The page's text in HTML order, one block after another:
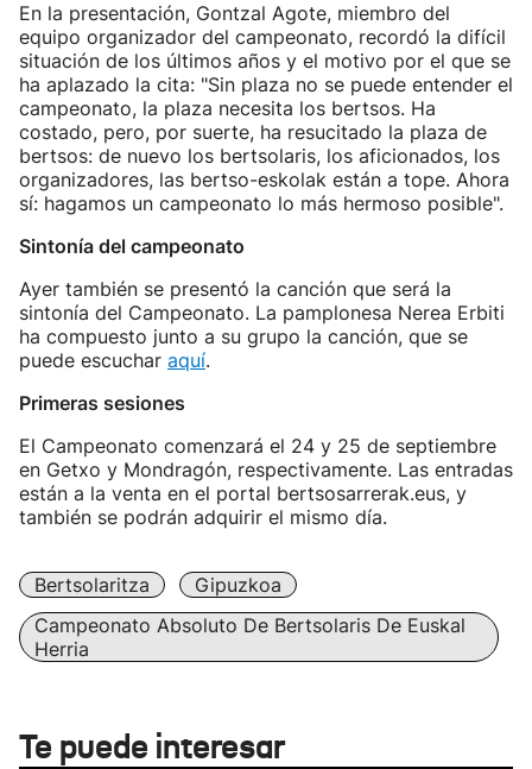
En la presentación, Gontzal Agote, miembro del
equipo organizador del campeonato, recordó la difícil
situación de los últimos años y el motivo por el que se
ha aplazado la cita: "Sin plaza no se puede entender el
campeonato, la plaza necesita los bertsos. Ha
costado, pero, por suerte, ha resucitado la plaza de
bertsos: de nuevo los bertsolaris, los aficionados, los
organizadores, las bertso-eskolak están a tope. Ahora
sí: hagamos un campeonato lo más hermoso posible".
Sintonía del campeonato
Ayer también se presentó la canción que será la
sintonía del Campeonato. La pamplonesa Nerea Erbiti
ha compuesto junto a su grupo la canción, que se
puede escuchar aquí.
Primeras sesiones
El Campeonato comenzará el 24 y 25 de septiembre
en Getxo y Mondragón, respectivamente. Las entradas
están a la venta en el portal bertsosarrerak.eus, y
también se podrán adquirir el mismo día.
Bertsolaritza
Gipuzkoa
Campeonato Absoluto De Bertsolaris De Euskal
Herria
Te puede interesar